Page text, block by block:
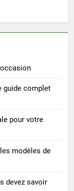
guide complet
pour votre
modèles de
devez savoir